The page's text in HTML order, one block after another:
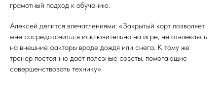
грамотный подход к обучению.
Алексей делится впечатлениями: «Закрытый корт позволяет
мне сосредоточиться исключительно на игре, не отвлекаясь
на внешние факторы вроде дождя или снега. К тому же
тренер постоянно даёт полезные советы, помогающие
совершенствовать технику».